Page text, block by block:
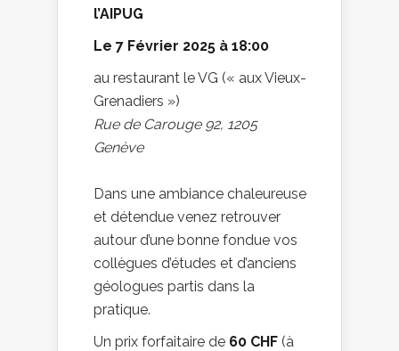
l’AIPUG
Le 7 Février 2025 à 18:00
au restaurant le VG (« aux Vieux-
Grenadiers »)
Rue de Carouge 92, 1205
Genève
Dans une ambiance chaleureuse
et détendue venez retrouver
autour d’une bonne fondue vos
collègues d’études et d’anciens
géologues partis dans la
pratique.
Un prix forfaitaire de 60 CHF (à